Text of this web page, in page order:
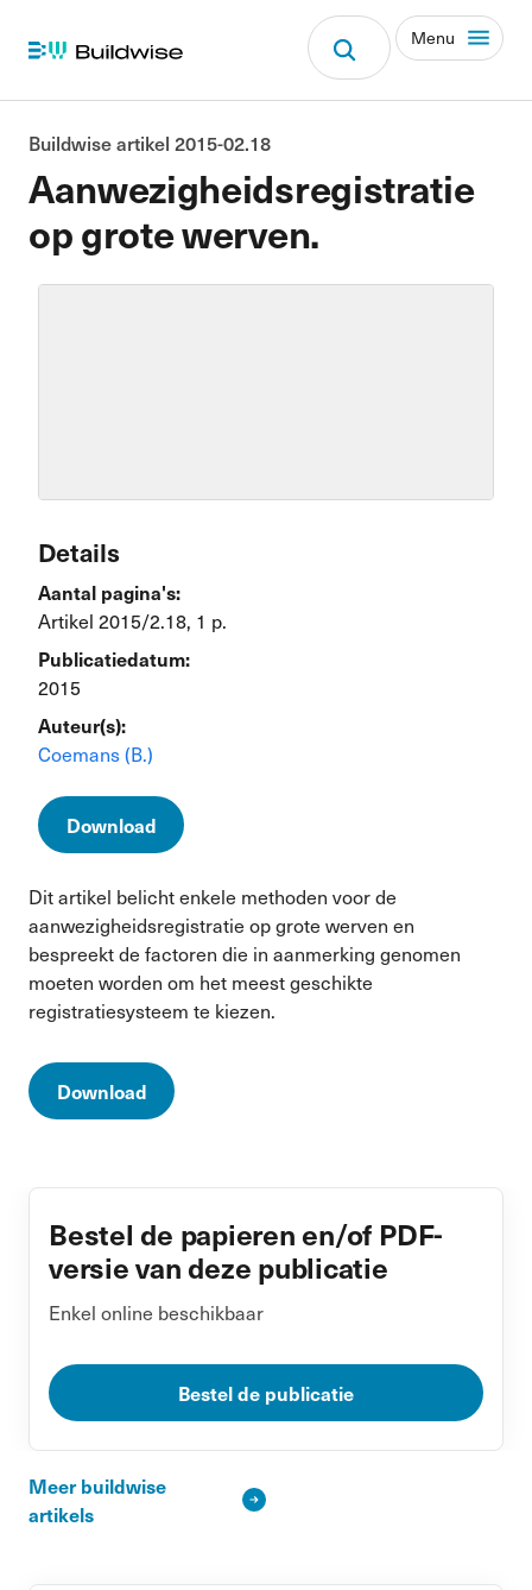
Menu
Aanwezigheidsregistratie
op grote werven.
Buildwise artikel 2015-02.18
Details
Aantal pagina's:
Artikel 2015/2.18, 1 p.
Publicatiedatum:
2015
Auteur(s):
Coemans (B.)
Download
Dit artikel belicht enkele methoden voor de
aanwezigheidsregistratie op grote werven en
bespreekt de factoren die in aanmerking genomen
moeten worden om het meest geschikte
registratiesysteem te kiezen.
Download
Bestel de papieren en/of PDF-
versie van deze publicatie
Enkel online beschikbaar
Bestel de publicatie
Meer buildwise
artikels